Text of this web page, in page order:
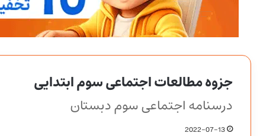
جزوه مطالعات اجتماعی سوم ابتدایی
درسنامه اجتماعی سوم دبستان
2022-07-13